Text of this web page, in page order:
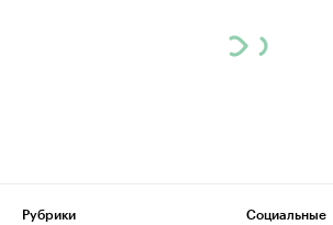
Рубрики
Социальные